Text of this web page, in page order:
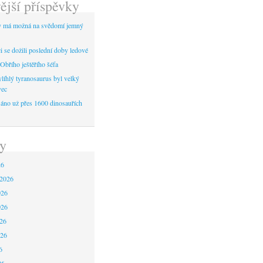
příspěvky
možná na svědomí jemný
se dožili poslední doby ledové
ještěřího šéfa
tyranosaurus byl velký
už přes 1600 dinosauřích